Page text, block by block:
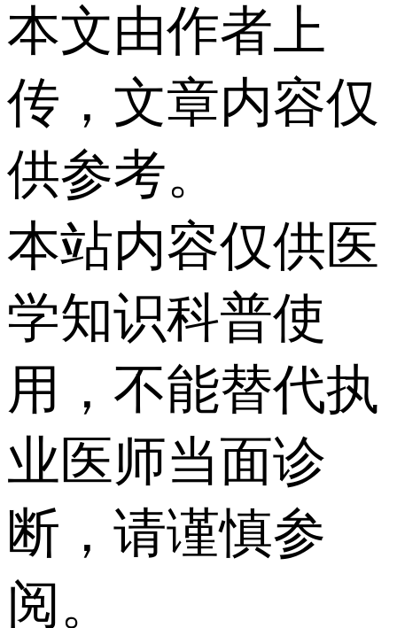
本文由作者上
传，文章内容仅
供参考。
本站内容仅供医
学知识科普使
用，不能替代执
业医师当面诊
断，请谨慎参
阅。